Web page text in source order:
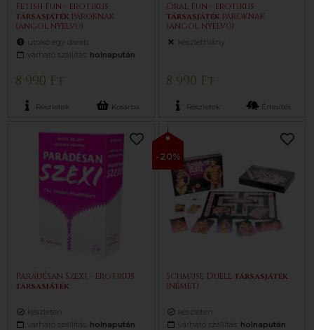
Fetish Fun - erotikus
társasjáték pároknak
(angol nyelvű)
utolsó egy darab
várható szállítás: holnapután
8 990 Ft
Részletek Kosárba
Oral Fun - erotikus
társasjáték pároknak
(angol nyelvű)
készlethiány
8 990 Ft
Részletek Értesítés
Parádésan Szexi - erotikus
társasjáték
készleten
várható szállítás: holnapután
-20%
Schmuse Duell társasjáték
(német)
készleten
várható szállítás: holnapután